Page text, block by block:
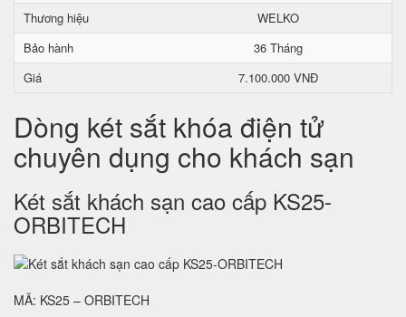
Thương hiệu
WELKO
Bảo hành
36 Tháng
Giá
7.100.000 VNĐ
Dòng két sắt khóa điện tử
chuyên dụng cho khách sạn
Két sắt khách sạn cao cấp KS25-
ORBITECH
MÃ: KS25 – ORBITECH